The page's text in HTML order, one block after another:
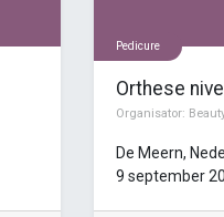
Pedicure
Orthese
Organisator:
De Meern,
9 september